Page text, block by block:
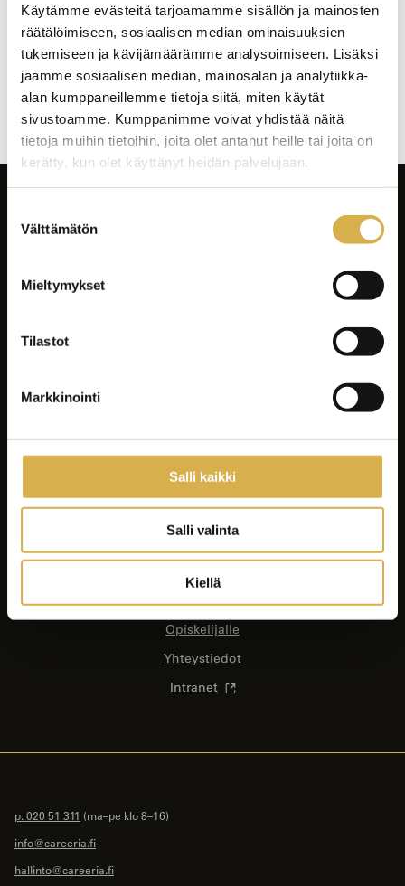
Käytämme evästeitä tarjoamamme sisällön ja mainosten
räätälöimiseen, sosiaalisen median ominaisuuksien
tukemiseen ja kävijämäärämme analysoimiseen. Lisäksi
jaamme sosiaalisen median, mainosalan ja analytiikka-
alan kumppaneillemme tietoja siitä, miten käytät
sivustoamme. Kumppanimme voivat yhdistää näitä
tietoja muihin tietoihin, joita olet antanut heille tai joita on
kerätty, kun olet käyttänyt heidän palvelujaan.
valinta
Välttämätön
Mieltymykset
Tilastot
Markkinointi
Salli kaikki
Salli valinta
Kiellä
Vuoden alkaessa
Artikkelien
selaus
Koulutukset
Yrityksille ja yhteisöille
Ajankohtaista
Opiskelijalle
Yhteystiedot
Intranet
p. 020 51 311 (ma–pe klo 8–16)
info@careeria.fi
hallinto@careeria.fi